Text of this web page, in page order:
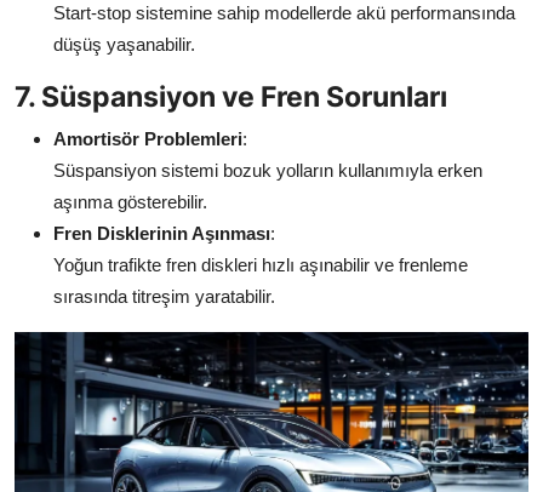
Start-stop sistemine sahip modellerde akü performansında
düşüş yaşanabilir.
7. Süspansiyon ve Fren Sorunları
Amortisör Problemleri:
Süspansiyon sistemi bozuk yolların kullanımıyla erken
aşınma gösterebilir.
Fren Disklerinin Aşınması:
Yoğun trafikte fren diskleri hızlı aşınabilir ve frenleme
sırasında titreşim yaratabilir.